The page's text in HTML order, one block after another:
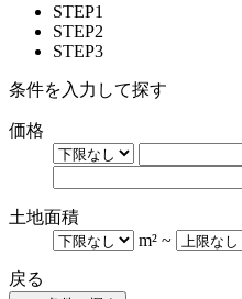
STEP1
STEP2
STEP3
条件を入力して探す
価格
土地面積
m² ~
戻る